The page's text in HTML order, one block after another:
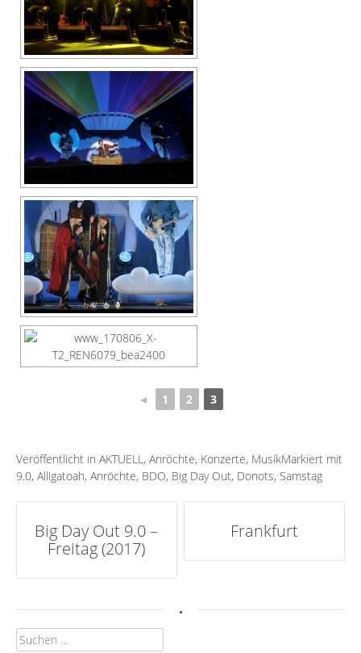
◄ 1 2 3
Veröffentlicht in AKTUELL, Anröchte, Konzerte, MusikMarkiert mit
9.0, Alligatoah, Anröchte, BDO, Big Day Out, Donots, Samstag
Artikel-
Navigation
Big Day Out 9.0 –
Freitag (2017)
Frankfurt
.
Suchen